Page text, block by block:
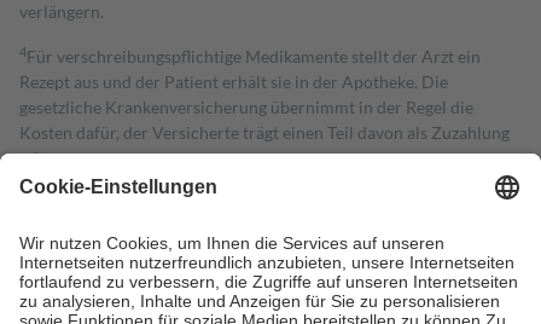
verlängern.
4Für verschreibungspflichtige Medikamente stellt der Arzt ein
Rezept aus und der Patient erhält sie in der Apotheke. Die
gesetzliche Krankenversicherung übernimmt in der Regel die
Kosten dafür, der Versicherte trägt einen Teil davon als Zuzahlung
mit.
Grundsätzlich leisten Mitglieder Zuzahlungen in Höhe von zehn
höchstens zehn Euro.
Es sind jedoch nie mehr als die tatsächlichen
Kosten der Leistung zu entrichten.
Diese Regeln gelten grundsätzlich auch für Online-Apotheken.
Bei Heilmitteln und häuslicher Krankenpflege beträgt die